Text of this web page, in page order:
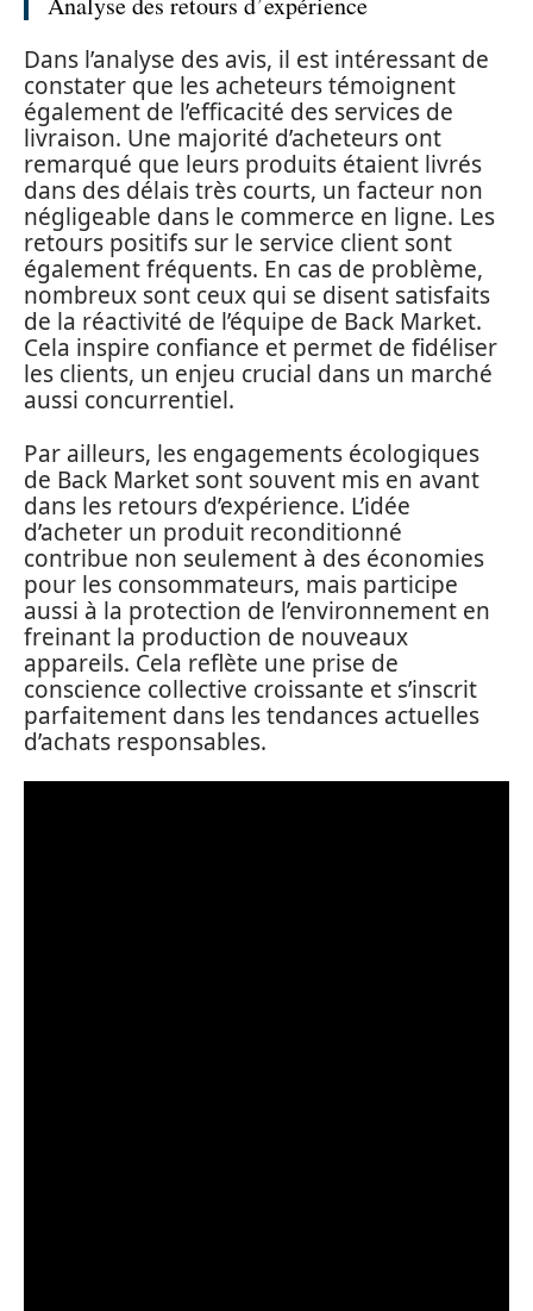
Dans l’analyse des avis, il est intéressant de
constater que les acheteurs témoignent
également de l’efficacité des services de
livraison. Une majorité d’acheteurs ont
remarqué que leurs produits étaient livrés
dans des délais très courts, un facteur non
négligeable dans le commerce en ligne. Les
retours positifs sur le service client sont
également fréquents. En cas de problème,
nombreux sont ceux qui se disent satisfaits
de la réactivité de l’équipe de Back Market.
Cela inspire confiance et permet de fidéliser
les clients, un enjeu crucial dans un marché
aussi concurrentiel.
Par ailleurs, les engagements écologiques
de Back Market sont souvent mis en avant
dans les retours d’expérience. L’idée
d’acheter un produit reconditionné
contribue non seulement à des économies
pour les consommateurs, mais participe
aussi à la protection de l’environnement en
freinant la production de nouveaux
appareils. Cela reflète une prise de
conscience collective croissante et s’inscrit
parfaitement dans les tendances actuelles
d’achats responsables.